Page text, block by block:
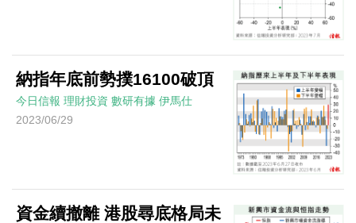
納指年底前勢撲16100破頂
今日信報 理財投資 數研有據 伊馬仕
2023/06/29
資金續撤離 港股尋底格局未